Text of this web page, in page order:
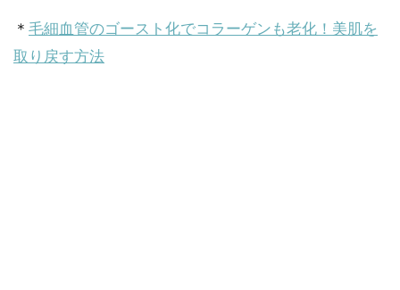
＊ 毛細血管のゴースト化でコラーゲンも老化！美肌を
取り戻す方法